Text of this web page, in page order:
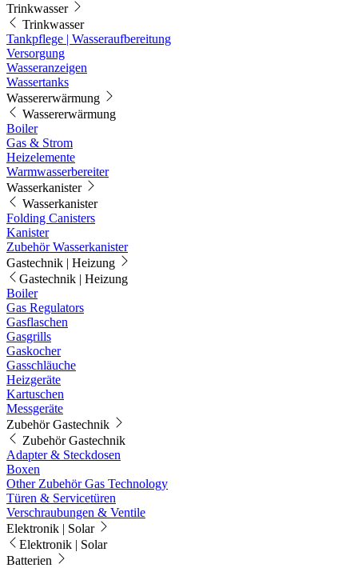
Trinkwasser
Trinkwasser
Tankpflege | Wasseraufbereitung
Versorgung
Wasseranzeigen
Wassertanks
Wassererwärmung
Wassererwärmung
Boiler
Gas & Strom
Heizelemente
Warmwasserbereiter
Wasserkanister
Wasserkanister
Folding Canisters
Kanister
Zubehör Wasserkanister
Gastechnik | Heizung
Gastechnik | Heizung
Boiler
Gas Regulators
Gasflaschen
Gasgrills
Gaskocher
Gasschläuche
Heizgeräte
Kartuschen
Messgeräte
Zubehör Gastechnik
Zubehör Gastechnik
Adapter & Steckdosen
Boxen
Other Zubehör Gas Technology
Türen & Servicetüren
Verschraubungen & Ventile
Elektronik | Solar
Elektronik | Solar
Batterien